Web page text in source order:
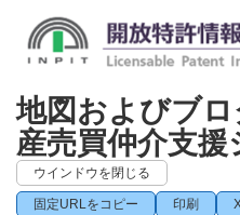
地図およびブ
産売買仲介支援
ウインドウを閉じる
固定URLをコピー 印刷